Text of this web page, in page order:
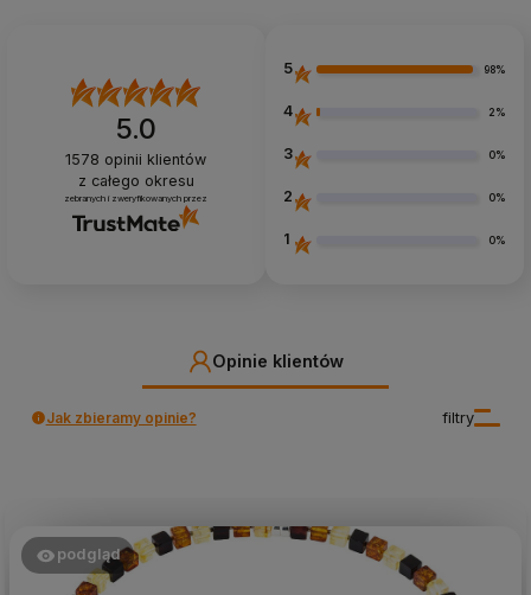
5.0
1578 opinii klientów
z całego okresu
zebranych i zweryfikowanych przez
5 98%
4 2%
3 0%
2 0%
1 0%
Opinie klientów
filtry
Jak zbieramy opinie?
podgląd